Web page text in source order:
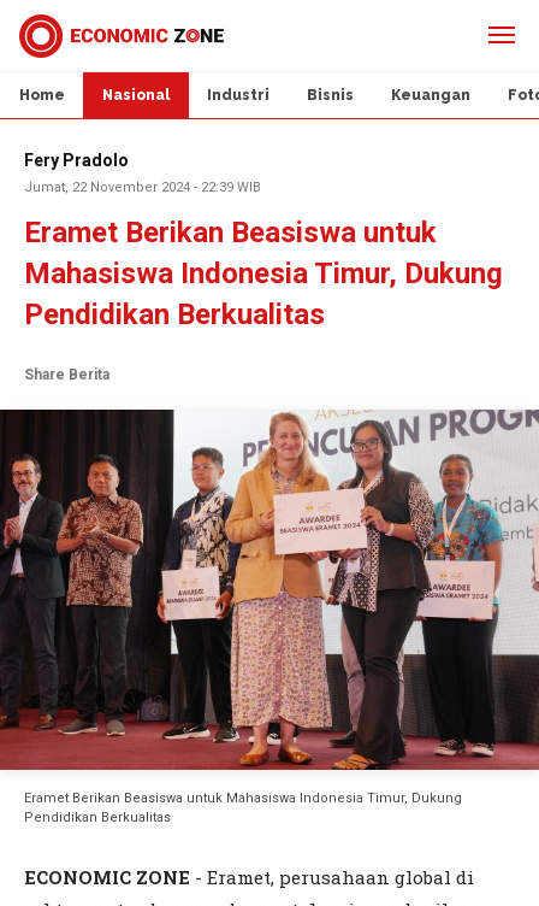
Home Nasional Industri Bisnis Keuangan
Fery Pradolo
Jumat, 22 November 2024 - 22:39 WIB
Eramet Berikan Beasiswa untuk
Mahasiswa Indonesia Timur, Dukung
Pendidikan Berkualitas
Share Berita
Eramet Berikan Beasiswa untuk Mahasiswa Indonesia Timur, Dukung
Pendidikan Berkualitas
ECONOMIC ZONE - Eramet, perusahaan global di